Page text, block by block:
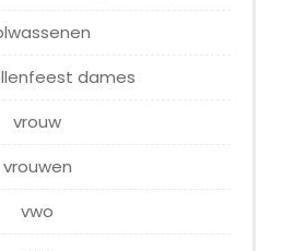
dames
vrouw
vrouwen
vwo